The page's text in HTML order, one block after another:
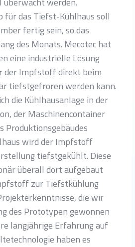
für das Tiefst-Kühlhaus soll
fertig sein, so das
des Monats. Mecotec hat
eine industrielle Lösung
der Impfstoff direkt beim
tiefstgefroren werden kann.
die Kühlhausanlage in der
der Maschinencontainer
Produktionsgebäudes
wird der Impfstoff
tiefstgekühlt. Diese
überall dort aufgebaut
zur Tiefstkühlung
die wir
des Prototypen gewonnen
langjährige Erfahrung auf
haben es